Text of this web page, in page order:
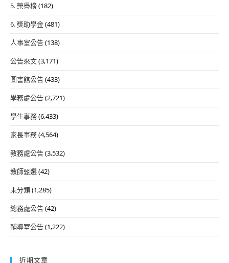
5. 榮譽榜(182)
6. 獎助學金(481)
人事室公告(138)
公告來文(3,171)
圖書館公告(433)
學務處公告(2,721)
學生事務(6,433)
家長事務(4,564)
教務處公告(3,532)
教師甄選(42)
未分類(1,285)
總務處公告(42)
輔導室公告(1,222)
近期文章